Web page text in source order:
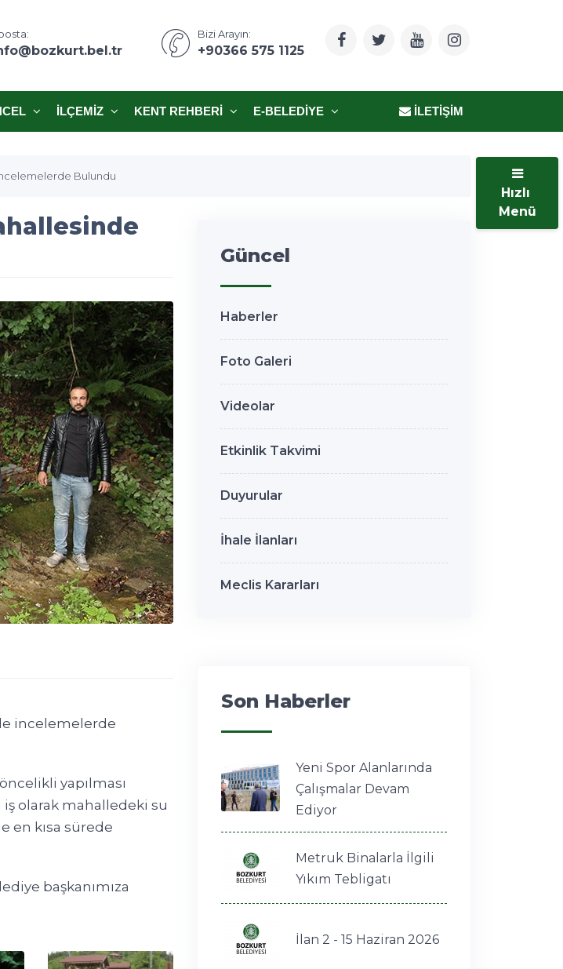
Bizi Arayın:
+90366 575 1125
İLÇEMIZ KENT REHBERI E-BELEDIYE İLETIŞIM
Bulundu
incelemelerde
yapılması
olarak mahalledeki su
en kısa sürede
başkanımıza
Güncel
Haberler
Foto Galeri
Videolar
Etkinlik Takvimi
Duyurular
İhale İlanları
Meclis Kararları
Son Haberler
Yeni Spor Alanlarında
Çalışmalar Devam
Ediyor
Metruk Binalarla İlgili
Yıkım Tebligatı
İlan 2 - 15 Haziran 2026
Hızlı
Menü